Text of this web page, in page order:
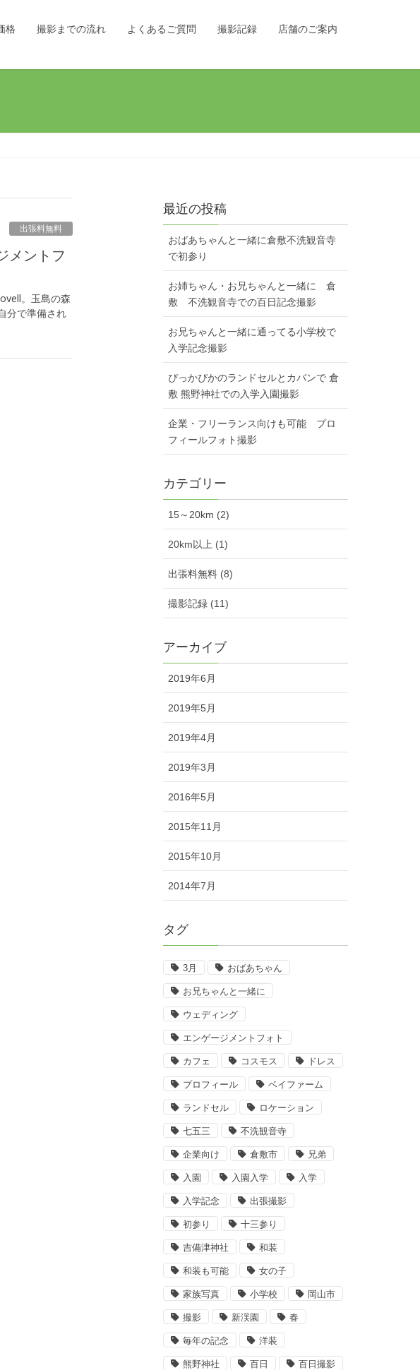
格 撮影までの流れ よくあるご質問 撮影記録 店舗のご案内
出張料無料
。玉島の森
分で準備され
最近の投稿
おばあちゃんと一緒に倉敷不洗観音寺
で初参り
お姉ちゃん・お兄ちゃんと一緒に 倉
敷 不洗観音寺での百日記念撮影
お兄ちゃんと一緒に通ってる小学校で
入学記念撮影
ぴっかぴかのランドセルとカバンで 倉
敷 熊野神社での入学入園撮影
企業・フリーランス向けも可能 プロ
フィールフォト撮影
カテゴリー
15～20km (2)
20km以上 (1)
出張料無料 (8)
撮影記録 (11)
アーカイブ
2019年6月
2019年5月
2019年4月
2019年3月
2016年5月
2015年11月
2015年10月
2014年7月
タグ
3月 おばあちゃん
お兄ちゃんと一緒に
ウェディング
エンゲージメントフォト
カフェ コスモス ドレス
プロフィール ベイファーム
ランドセル ロケーション
七五三 不洗観音寺
企業向け 倉敷市 兄弟
入園 入園入学 入学
入学記念 出張撮影
初参り 十三参り
吉備津神社 和装
和装も可能 女の子
家族写真 小学校 岡山市
撮影 新渓園 春
毎年の記念 洋装
熊野神社 百日 百日撮影